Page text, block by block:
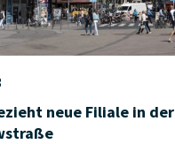
neue Filiale in der